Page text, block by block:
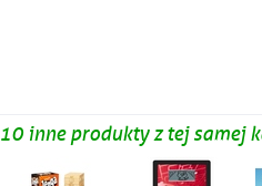
10 inne produkty z tej samej